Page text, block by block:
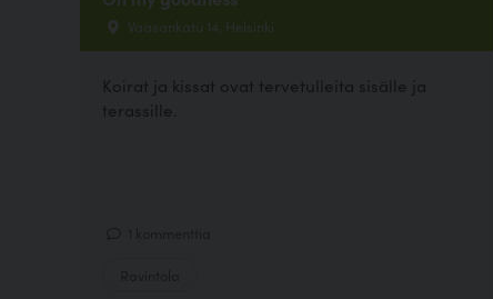
Vaasankatu 14, Helsinki
Koirat ja kissat ovat tervetulleita sisälle ja
terassille.